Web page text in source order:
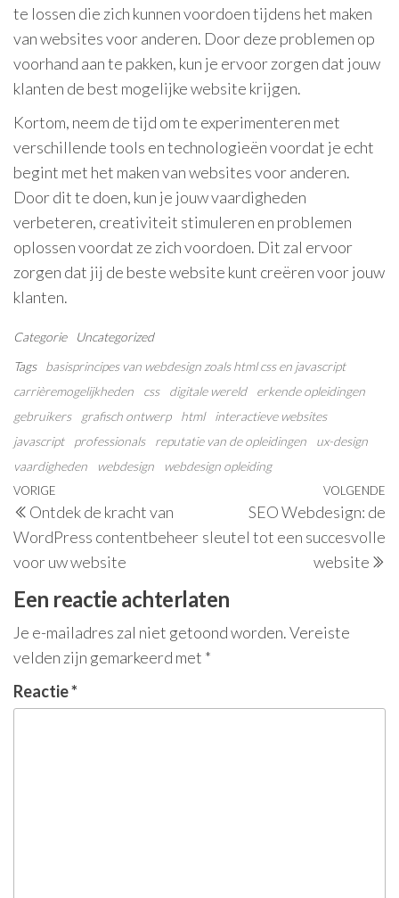
te lossen die zich kunnen voordoen tijdens het maken
van websites voor anderen. Door deze problemen op
voorhand aan te pakken, kun je ervoor zorgen dat jouw
klanten de best mogelijke website krijgen.
Kortom, neem de tijd om te experimenteren met
verschillende tools en technologieën voordat je echt
begint met het maken van websites voor anderen.
Door dit te doen, kun je jouw vaardigheden
verbeteren, creativiteit stimuleren en problemen
oplossen voordat ze zich voordoen. Dit zal ervoor
zorgen dat jij de beste website kunt creëren voor jouw
klanten.
Categorie
Uncategorized
Tags
basisprincipes van webdesign zoals html css en javascript
carrièremogelijkheden
css digitale wereld
erkende opleidingen
gebruikers
grafisch ontwerp html
interactieve websites
javascript
professionals reputatie van de opleidingen
ux-design
vaardigheden
webdesign webdesign opleiding
Berichtnavigatie
Vorig
bericht
VORIGE
Ontdek de kracht van
WordPress contentbeheer
voor uw website
VOLGENDE
SEO Webdesign: de
sleutel tot een succesvolle
website
Een reactie achterlaten
Je e-mailadres zal niet getoond worden.Vereiste
velden zijn gemarkeerd met *
Reactie*